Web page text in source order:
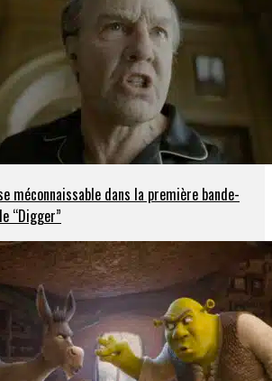
méconnaissable dans la première bande-
“Digger”